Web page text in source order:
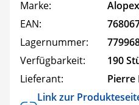
Marke:
EAN:
Lagernummer:
Verfügbarkeit:
190
Lieferant:
Pierre
Link zur